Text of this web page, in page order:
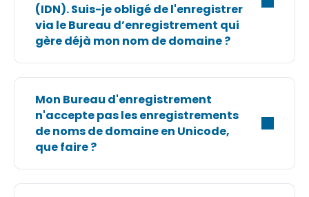
(IDN). Suis-je obligé de l'enregistrer
via le Bureau d’enregistrement qui
gère déjà mon nom de domaine ?
Mon Bureau d'enregistrement
n'accepte pas les enregistrements
de noms de domaine en Unicode,
que faire ?